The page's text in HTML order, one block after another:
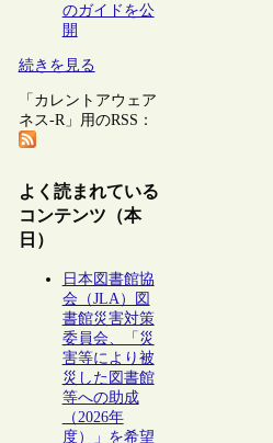
のガイドを公
開
続きを見る
「カレントアウェア
ネス-R」用のRSS：
よく読まれている
コンテンツ（本
日）
日本図書館協
会（JLA）図
書館災害対策
委員会、「災
害等により被
災した図書館
等への助成
（2026年
度）」を希望